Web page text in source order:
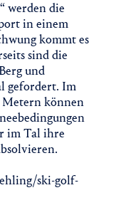
werden die
in einem
kommt es
sind die
und
gefordert. Im
Metern können
im Tal ihre
ski-golf-